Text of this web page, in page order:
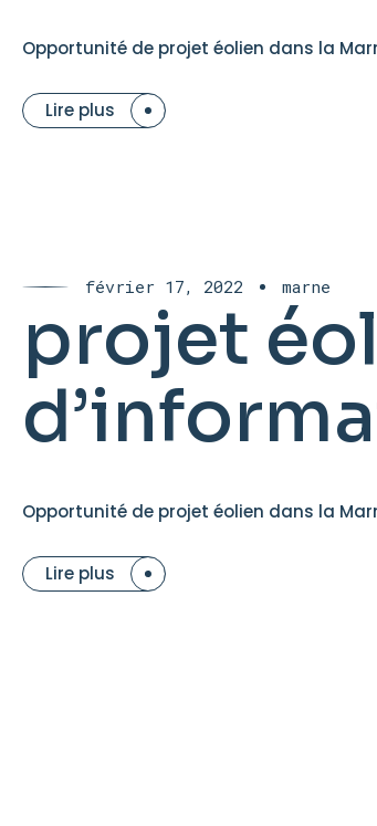
Opportunité de projet éolien dans la
Lire plus
février 17, 2022 marne
projet
Opportunité de projet éolien dans la
Lire plus